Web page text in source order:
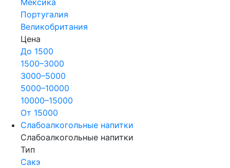
Португалия
Великобритания
Цена
До 1500
1500–3000
3000–5000
5000–10000
10000–15000
От 15000
Слабоалкогольные напитки
Слабоалкогольные напитки
Тип
Сакэ